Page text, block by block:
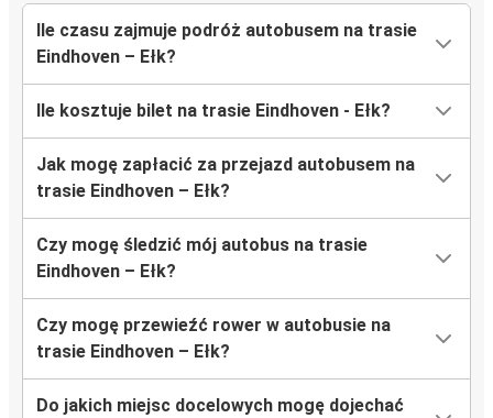
Ile czasu zajmuje podróż autobusem na trasie
Eindhoven – Ełk?
Ile kosztuje bilet na trasie Eindhoven - Ełk?
Jak mogę zapłacić za przejazd autobusem na
trasie Eindhoven – Ełk?
Czy mogę śledzić mój autobus na trasie
Eindhoven – Ełk?
Czy mogę przewieźć rower w autobusie na
trasie Eindhoven – Ełk?
Do jakich miejsc docelowych mogę dojechać